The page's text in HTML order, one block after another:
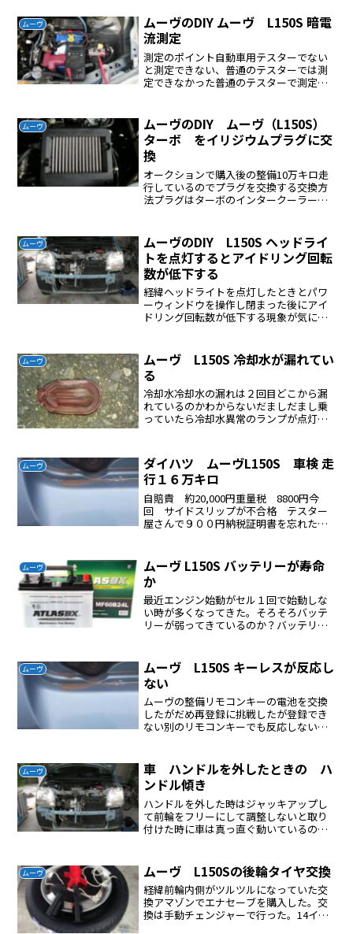
より外す。ブレーキフールドが出てくる
ので水道用のシールテー...
ムーヴ
ムーヴのDIY ムーヴ L150S 暗電
流測定
測定のポイント自動車用テスターでない
と測定できない、普通のテスターでは測
定できなかった普通のテスターで測定し
出来る値が得られました測定方法テスタ
ーのプラス端子を10A端...
ムーヴ
ムーヴのDIY ムーヴ（L150S）
ターボ をイリジウムプラグに交
換
オークションで購入後の整備10万キロ走
行しているのでプラグを交換する交換方
法プラグはターボのインタークーラー下
外すインタークーラーの右側側面のボル
トを外すこのボルトを外...
ムーヴ
ムーヴのDIY L150S ヘッドライ
トを点灯するとアイドリング回転
数が低下する
経緯ヘッドライトを点灯したときとパワ
ーウィンドウを操作し閉まった後にアイ
ドリング回転数が低下する現象が気にな
下していたアース接点を磨き接点復活ス
プレーをした、まだだめ細...
ムーヴ
ムーヴ L150S 冷却水が漏れてい
る
冷却水冷却水の漏れは２回目どこから漏
れているのかわからないだましだまし乗
っていたら冷却水異常のランプが点灯し
にした漏れている箇所はオルタネーター
付近であるが特定はできな...
ムーヴ
ダイハツ ムーヴL150S 車検 走
行１６万キロ
自賠責 約20,000円重量税 8800円今
回 サイドスリップが不合格 テスター
屋さんで９００円納税証明書を忘れた車
一度検査場の受付に書類を提出すれば車
検書を受け取れる...
ムーヴ
ムーヴ L150S バッテリーが寿命
か
最近エンジン始動がセル１回で始動しな
い時が多くなってきた。そろそろバッテ
リーが弱ってきているのか？バッテリー
今回もこれを取り付けた。
ムーヴ
ムーヴ L150S キーレスが反応し
ない
ムーヴの整備リモコンキーの電池を交換
したがだめ再登録に挑戦したが登録でき
ない別のリモコンキーでも反応しないド
センサーを手で抑えると反応したダイハ
ツに対策部品を確認に行っ...
ムーヴ
車 ハンドルを外したときの ハ
ンドル傾き
ハンドルを外した時はジャッキアップし
て前輪をフリーにして調整しないと取り
付けた時に車は真っ直ぐ動いているのに
ムーヴ ムーヴ L150Sの後輪タイヤ交換
経緯前輪内側がツルツルになっていた交
換アマゾンでエナセーブを購入した。交
換は手動チェンジャーで行った。14イン